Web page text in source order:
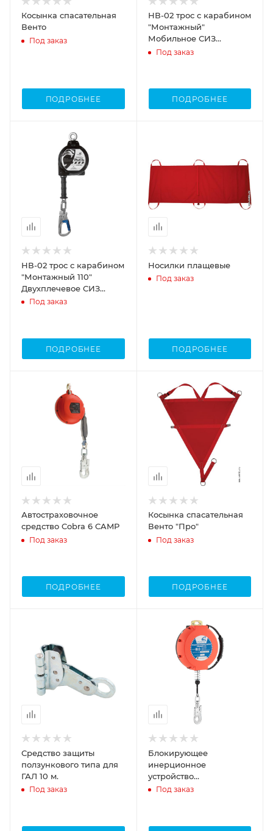
Косынка спасательная
Венто
Под заказ
ПОДРОБНЕЕ
НВ-02 трос с карабином
"Монтажный"
Мобильное СИЗ
втягивающего типа
Под заказ
ПОДРОБНЕЕ
НВ-02 трос с карабином
"Монтажный 110"
Двухплечевое СИЗ
втягивающего типа
Под заказ
ПОДРОБНЕЕ
Носилки плащевые
Под заказ
ПОДРОБНЕЕ
Автостраховочное
средство Cobra 6 CAMP
Под заказ
ПОДРОБНЕЕ
Косынка спасательная
Венто "Про"
Под заказ
ПОДРОБНЕЕ
Средство защиты
ползункового типа для
ГАЛ 10 м.
Под заказ
Блокирующее
инерционное
устройство
втягивающего типа
Под заказ